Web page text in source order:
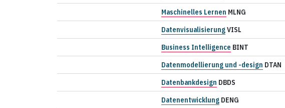
Maschinelles Lernen MLNG
DatenvisualisierungVISL
Business Intelligence BINT
Datenmodellierung und -design DTAN
Datenbankdesign DBDS
Datenentwicklung DENG